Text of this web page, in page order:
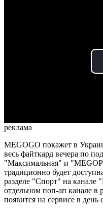
реклама
MEGOGO покажет в
весь файткард вечера по
"Максимальная" и
традиционно будет
разделе "Спорт" на канале
отдельном поп-ап канале в
появится на сервисе в день